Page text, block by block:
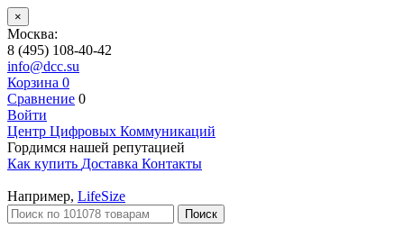
×
Москва:
8 (495) 108-40-42
info@dcc.su
Корзина 0
Сравнение 0
Войти
Центр Цифровых Коммуникаций
Гордимся нашей репутацией
Как купить Доставка Контакты
Например, LifeSize
Поиск